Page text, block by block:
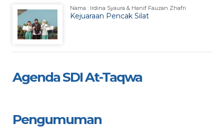
Nama : Irdina Syaura & Hanif Fauzan Zhafri
Kejuaraan Pencak Silat
Agenda SDI At-Taqwa
Pengumuman